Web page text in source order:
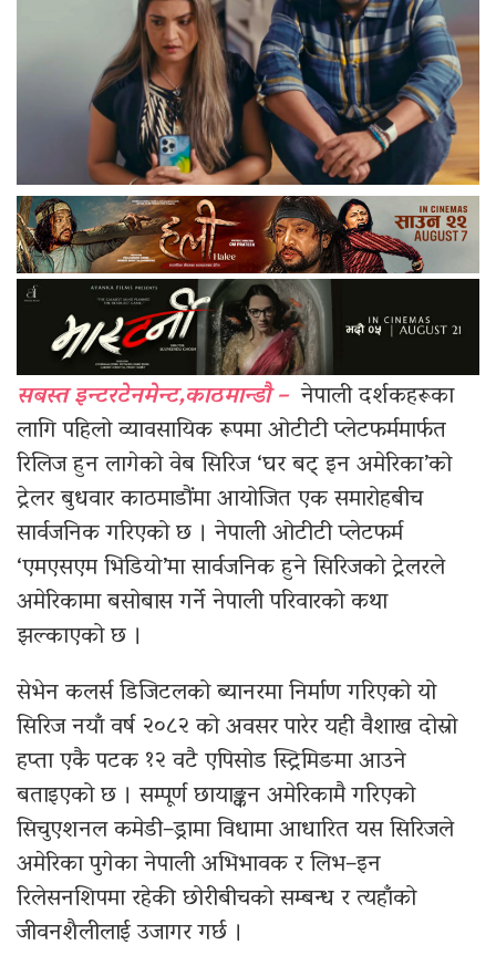
सबस्त इन्टरटेनमेन्ट,काठमान्डौ –नेपाली दर्शकहरूका
लागि पहिलो व्यावसायिक रूपमा ओटीटी प्लेटफर्ममार्फत
रिलिज हुन लागेको वेब सिरिज ‘घर बट् इन अमेरिका’को
ट्रेलर बुधवार काठमाडौंमा आयोजित एक समारोहबीच
सार्वजनिक गरिएको छ । नेपाली ओटीटी प्लेटफर्म
‘एमएसएम भिडियो’मा सार्वजनिक हुने सिरिजको ट्रेलरले
अमेरिकामा बसोबास गर्ने नेपाली परिवारको कथा
झल्काएको छ ।
सेभेन कलर्स डिजिटलको ब्यानरमा निर्माण गरिएको यो
सिरिज नयाँ वर्ष २०८२ को अवसर पारेर यही वैशाख दोस्रो
हप्ता एकै पटक १२ वटै एपिसोड स्ट्रिमिङमा आउने
बताइएको छ । सम्पूर्ण छायाङ्कन अमेरिकामै गरिएको
सिचुएशनल कमेडी–ड्रामा विधामा आधारित यस सिरिजले
अमेरिका पुगेका नेपाली अभिभावक र लिभ–इन
रिलेसनशिपमा रहेकी छोरीबीचको सम्बन्ध र त्यहाँको
जीवनशैलीलाई उजागर गर्छ ।